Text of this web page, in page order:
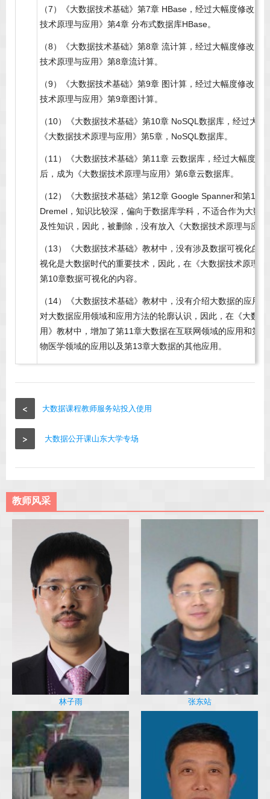
（7）《大数据技术基础》第7章 HBase，经过大幅度修改后
技术原理与应用》第4章 分布式数据库HBase。
（8）《大数据技术基础》第8章 流计算，经过大幅度修改后
技术原理与应用》第8章流计算。
（9）《大数据技术基础》第9章 图计算，经过大幅度修改后
技术原理与应用》第9章图计算。
（10）《大数据技术基础》第10章 NoSQL数据库，经过大
《大数据技术原理与应用》第5章，NoSQL数据库。
（11）《大数据技术基础》第11章 云数据库，经过大幅度修
后，成为《大数据技术原理与应用》第6章云数据库。
（12）《大数据技术基础》第12章 Google Spanner和第13
Dremel，知识比较深，偏向于数据库学科，不适合作为大数
及性知识，因此，被删除，没有放入《大数据技术原理与应用
（13）《大数据技术基础》教材中，没有涉及数据可视化的
视化是大数据时代的重要技术，因此，在《大数据技术原理
第10章数据可视化的内容。
（14）《大数据技术基础》教材中，没有介绍大数据的应用
对大数据应用领域和应用方法的轮廓认识，因此，在《大数
用》教材中，增加了第11章大数据在互联网领域的应用和第
物医学领域的应用以及第13章大数据的其他应用。
< 大数据课程教师服务站投入使用
> 大数据公开课山东大学专场
教师风采
林子雨 张东站